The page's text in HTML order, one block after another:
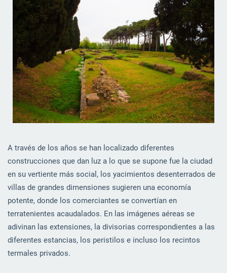
A través de los años se han localizado diferentes
construcciones que dan luz a lo que se supone fue la ciudad
en su vertiente más social, los yacimientos desenterrados de
villas de grandes dimensiones sugieren una economía
potente, donde los comerciantes se convertían en
terratenientes acaudalados. En las imágenes aéreas se
adivinan las extensiones, la divisorias correspondientes a las
diferentes estancias, los peristilos e incluso los recintos
termales privados.